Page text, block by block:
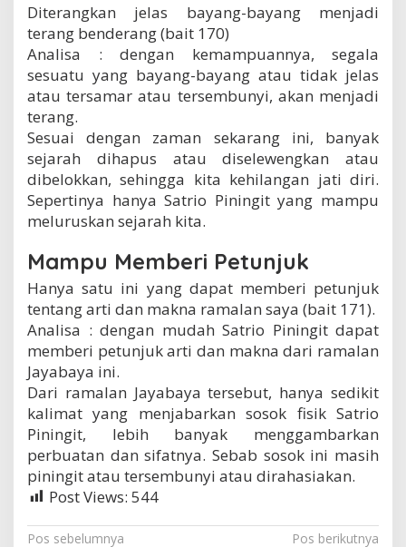
Diterangkan jelas bayang-bayang menjadi
terang benderang (bait 170)
Analisa : dengan kemampuannya, segala
sesuatu yang bayang-bayang atau tidak jelas
atau tersamar atau tersembunyi, akan menjadi
terang.
Sesuai dengan zaman sekarang ini, banyak
sejarah dihapus atau diselewengkan atau
dibelokkan, sehingga kita kehilangan jati diri.
Sepertinya hanya Satrio Piningit yang mampu
meluruskan sejarah kita.
Mampu Memberi Petunjuk
Hanya satu ini yang dapat memberi petunjuk
tentang arti dan makna ramalan saya (bait 171).
Analisa : dengan mudah Satrio Piningit dapat
memberi petunjuk arti dan makna dari ramalan
Jayabaya ini.
Dari ramalan Jayabaya tersebut, hanya sedikit
kalimat yang menjabarkan sosok fisik Satrio
Piningit, lebih banyak menggambarkan
perbuatan dan sifatnya. Sebab sosok ini masih
piningit atau tersembunyi atau dirahasiakan.
Post Views: 544
Pos sebelumnya
Pos berikutnya